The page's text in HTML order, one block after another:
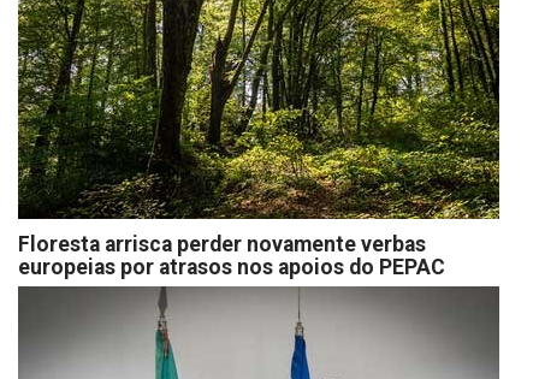
Floresta arrisca perder novamente verbas
europeias por atrasos nos apoios do PEPAC